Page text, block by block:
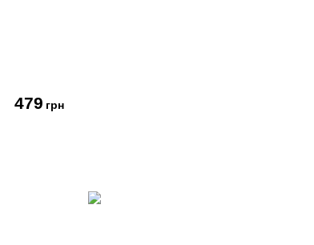
479 грн